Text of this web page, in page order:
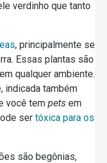
verdinho que tanto
, principalmente se
Essas plantas são
qualquer ambiente.
indicada também
você tem pets em
ser tóxica para os
são begônias,